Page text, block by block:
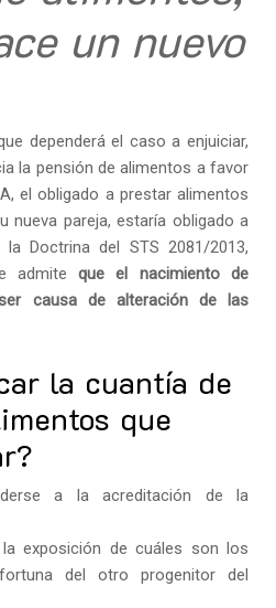
un nuevo
dependerá el caso a enjuiciar,
la pensión de alimentos a favor
el obligado a prestar alimentos
nueva pareja, estaría obligado a
Doctrina del STS 2081/2013,
admiteque el nacimiento de
causa de alteración de las
la cuantía de
que
a la acreditación de la
exposición de cuáles son los
del otro progenitor del